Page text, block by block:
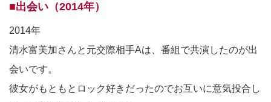
■出会い（2014年）
2014年
清水富美加さんと元交際相手Aは、番組で共演したのが出
会いです。
彼女がもともとロック好きだったのでお互いに意気投合し